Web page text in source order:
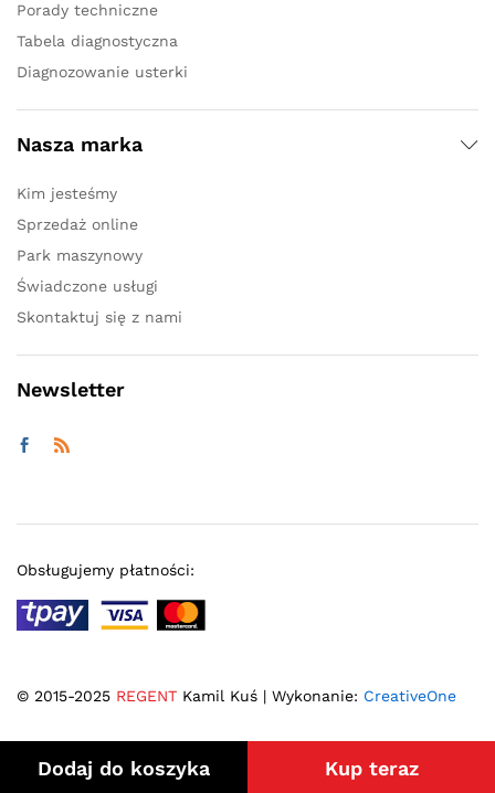
Dodaj do koszyka Kup teraz
Porady techniczne
Tabela diagnostyczna
Diagnozowanie usterki
Nasza marka
Kim jesteśmy
Sprzedaż online
Park maszynowy
Świadczone usługi
Skontaktuj się z nami
Newsletter
© 2015-2025 REGENT Kamil Kuś | Wykonanie: CreativeOne
Obsługujemy płatności: